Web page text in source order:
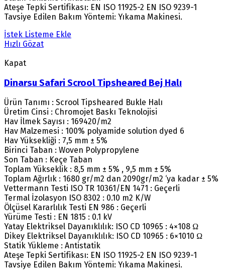
Ateşe Tepki Sertifikası: EN ISO 11925-2 EN ISO 9239-1
Tavsiye Edilen Bakım Yöntemi: Yıkama Makinesi.
İstek Listeme Ekle
Hızlı Gözat
Kapat
Dinarsu Safari Scrool Tipsheared Bej Halı
Ürün Tanımı : Scrool Tipsheared Bukle Halı
Üretim Cinsi : Chromojet Baskı Teknolojisi
Hav İlmek Sayısı : 169420/m2
Hav Malzemesi : 100% polyamide solution dyed 6
Hav Yüksekliği : 7,5 mm ± 5%
Birinci Taban : Woven Polypropylene
Son Taban : Keçe Taban
Toplam Yükseklik : 8,5 mm ± 5% , 9,5 mm ± 5%
Toplam Ağırlık : 1680 gr/m2 dan 2090gr/m2 ‘ya kadar ± 5%
Vettermann Testi ISO TR 10361/EN 1471 : Geçerli
Termal İzolasyon ISO 8302 : 0.10 m2 K/W
Ölçüsel Kararlılık Testi EN 986 : Geçerli
Yürüme Testi : EN 1815 : 0.1 kV
Yatay Elektriksel Dayanıklılık: ISO CD 10965 : 4×108 Ω
Dikey Elektriksel Dayanıklılık: ISO CD 10965 : 6×1010 Ω
Statik Yükleme : Antistatik
Ateşe Tepki Sertifikası: EN ISO 11925-2 EN ISO 9239-1
Tavsiye Edilen Bakım Yöntemi: Yıkama Makinesi.